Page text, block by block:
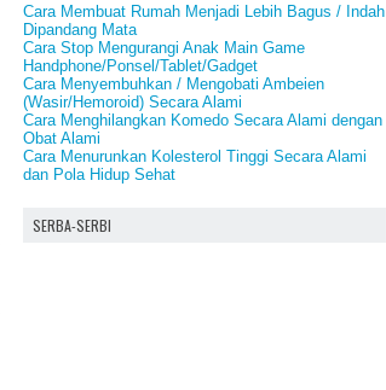
Cara Membuat Rumah Menjadi Lebih Bagus / Indah
Dipandang Mata
Cara Stop Mengurangi Anak Main Game
Handphone/Ponsel/Tablet/Gadget
Cara Menyembuhkan / Mengobati Ambeien
(Wasir/Hemoroid) Secara Alami
Cara Menghilangkan Komedo Secara Alami dengan
Obat Alami
Cara Menurunkan Kolesterol Tinggi Secara Alami
dan Pola Hidup Sehat
SERBA-SERBI